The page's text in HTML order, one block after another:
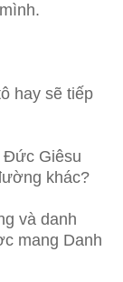
hay sẽ tiếp
Đức Giêsu
khác?
và danh
mang Danh